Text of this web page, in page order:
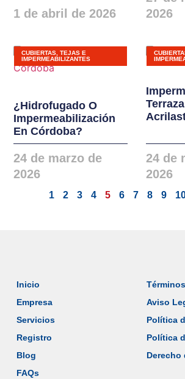
1 de abril de 2026
2026
CUBIERTAS, TEJAS E
IMPERMEABILIZANTES
¿Hidrofugado O
Impermeabilización
En Córdoba?
24 de marzo de
2026
24 de
2026
1 2 3 4 5 6 7 8 9
Inicio
Empresa
Servicios
Registro
Blog
FAQs
Aviso
Política
Política
Derecho